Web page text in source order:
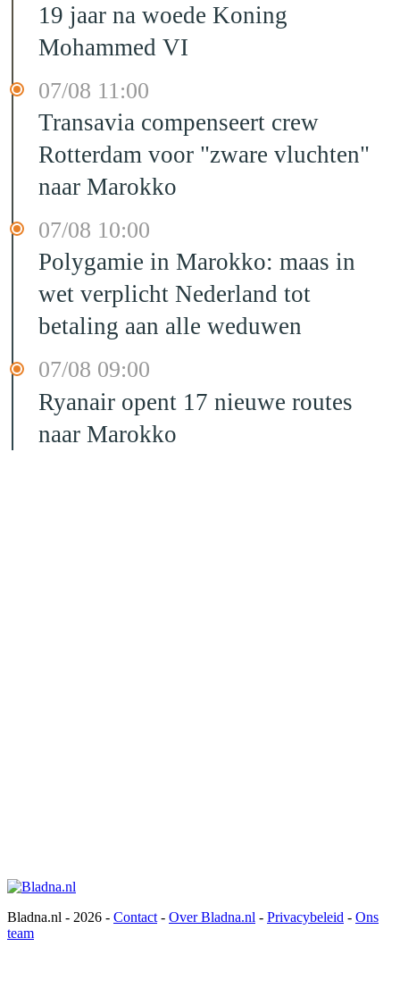
19 jaar na woede Koning
Mohammed VI
07/08 11:00
Transavia compenseert crew
Rotterdam voor "zware vluchten"
naar Marokko
07/08 10:00
Polygamie in Marokko: maas in
wet verplicht Nederland tot
betaling aan alle weduwen
07/08 09:00
Ryanair opent 17 nieuwe routes
naar Marokko
Bladna.nl - 2026 - Contact - Over Bladna.nl - Privacybeleid - Ons
team